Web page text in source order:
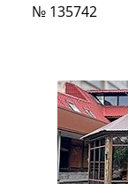
№ 135742